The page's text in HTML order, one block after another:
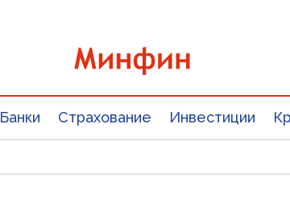
Банки Страхование Инвестиции